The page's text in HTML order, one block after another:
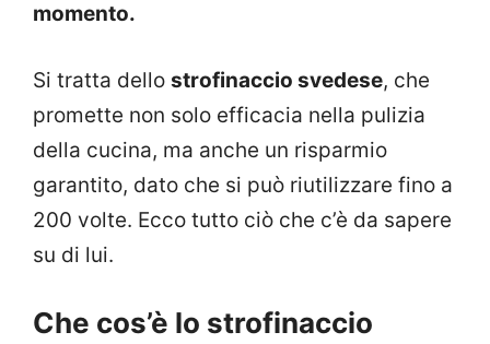
momento.
Si tratta dello strofinaccio svedese, che
promette non solo efficacia nella pulizia
della cucina, ma anche un risparmio
garantito, dato che si può riutilizzare fino a
200 volte. Ecco tutto ciò che c’è da sapere
su di lui.
Che cos’è lo strofinaccio